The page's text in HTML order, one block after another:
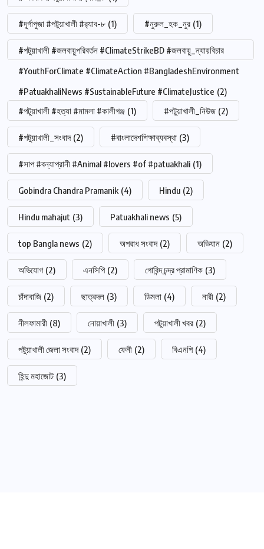
#দূর্গাপুজা #পটুয়াখালী #র‍্যাব-৮ (1) #নুরুল_হক_নুর (1)
#পটুয়াখালী #জলবায়ুপরিবর্তন #ClimateStrikeBD #জলবায়ু_ন্যায়বিচার
#YouthForClimate #ClimateAction #BangladeshEnvironment
#PatuakhaliNews #SustainableFuture #ClimateJustice (2)
#পটুয়াখালী #হত্যা #মামলা #কালীগঞ্জ (1) #পটুয়াখালী_নিউজ (2)
#পটুয়াখালী_সংবাদ (2) #বাংলাদেশশিক্ষাব্যবস্থা (3)
#সাপ #বন্যাপ্রানী #Animal #lovers #of #patuakhali (1)
Gobindra Chandra Pramanik (4) Hindu (2)
Hindu mahajut (3) Patuakhali news (5)
top Bangla news (2) অপরাধ সংবাদ (2) অভিযান (2)
অভিযোগ (2) এনসিপি (2) গোবিন্দ চন্দ্র প্রামাণিক (3)
চাঁদাবাজি (2) ছাত্রদল (3) ডিমলা (4) নারী (2)
নীলফামারী (8) নোয়াখালী (3) পটুয়াখালী খবর (2)
পটুয়াখালী জেলা সংবাদ (2) ফেনী (2) বিএনপি (4)
হিন্দু মহাজোট (3)